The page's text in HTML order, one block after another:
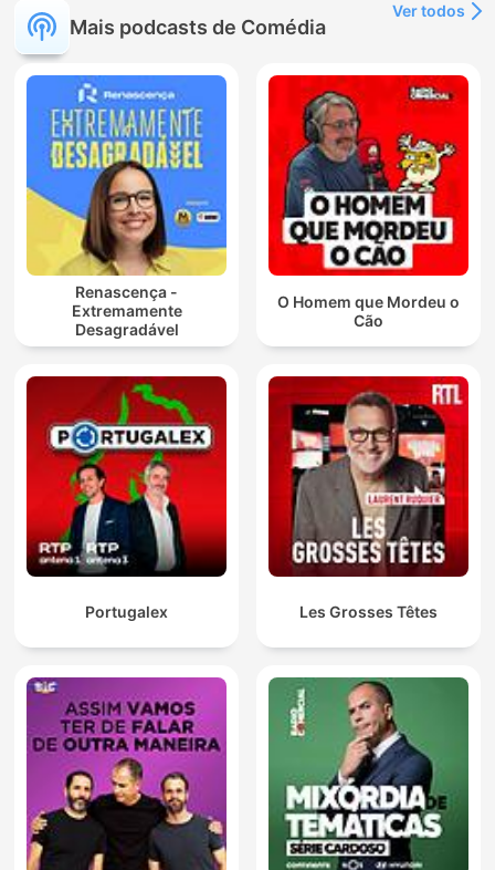
Mais podcasts de Comédia
Ver todos
Renascença -
Extremamente
Desagradável
O Homem que Mordeu o
Cão
Portugalex Les Grosses Têtes